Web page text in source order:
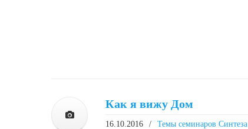
Как я вижу Дом
16.10.2016 / Темы семинаров Синтеза